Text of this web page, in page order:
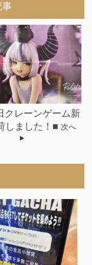
事
クレーンゲーム新
しました！■ 次へ